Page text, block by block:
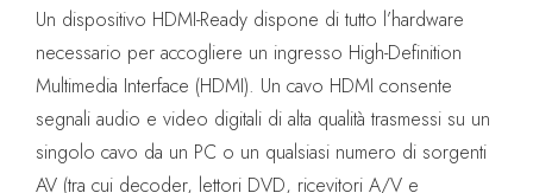
Un dispositivo HDMI-Ready dispone di tutto l’hardware
necessario per accogliere un ingresso High-Definition
Multimedia Interface (HDMI). Un cavo HDMI consente
segnali audio e video digitali di alta qualità trasmessi su un
singolo cavo da un PC o un qualsiasi numero di sorgenti
AV (tra cui decoder, lettori DVD, ricevitori A/V e